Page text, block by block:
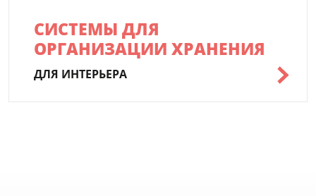
СИСТЕМЫ ДЛЯ
ОРГАНИЗАЦИИ ХРАНЕНИЯ
ДЛЯ ИНТЕРЬЕРА